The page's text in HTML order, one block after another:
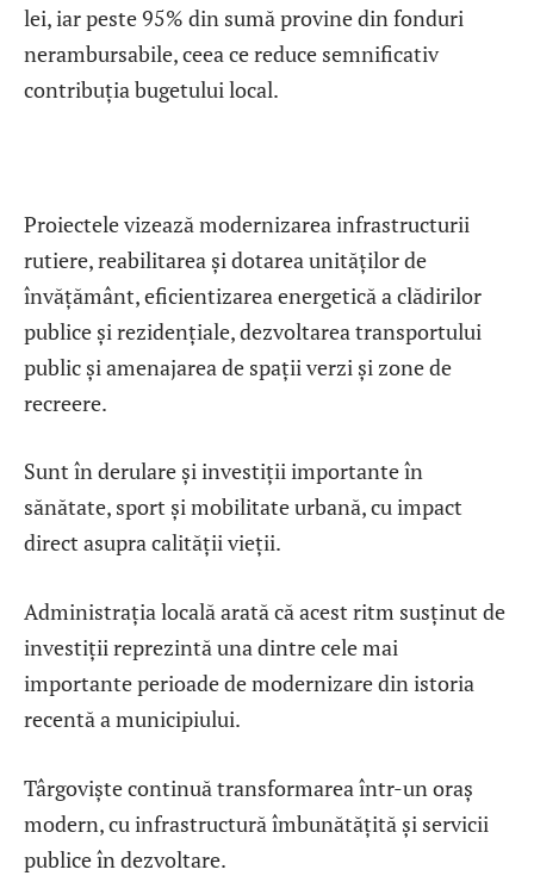
lei, iar peste 95% din sumă provine din fonduri
nerambursabile, ceea ce reduce semnificativ
contribuția bugetului local.
Proiectele vizează modernizarea infrastructurii
rutiere, reabilitarea și dotarea unităților de
învățământ, eficientizarea energetică a clădirilor
publice și rezidențiale, dezvoltarea transportului
public și amenajarea de spații verzi și zone de
recreere.
Sunt în derulare și investiții importante în
sănătate, sport și mobilitate urbană, cu impact
direct asupra calității vieții.
Administrația locală arată că acest ritm susținut de
investiții reprezintă una dintre cele mai
importante perioade de modernizare din istoria
recentă a municipiului.
Târgoviște continuă transformarea într-un oraș
modern, cu infrastructură îmbunătățită și servicii
publice în dezvoltare.